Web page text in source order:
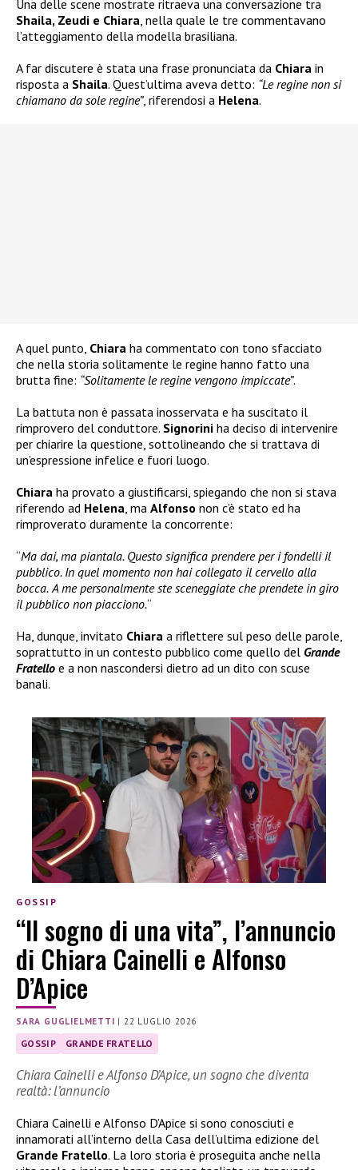
Una delle scene mostrate ritraeva una conversazione tra
Shaila, Zeudi e Chiara, nella quale le tre commentavano
l’atteggiamento della modella brasiliana.
A far discutere è stata una frase pronunciata da Chiara in
risposta a Shaila. Quest’ultima aveva detto: “Le regine non si
chiamano da sole regine”, riferendosi a Helena.
A quel punto, Chiara ha commentato con tono sfacciato
che nella storia solitamente le regine hanno fatto una
brutta fine: “Solitamente le regine vengono impiccate”.
La battuta non è passata inosservata e ha suscitato il
rimprovero del conduttore. Signorini ha deciso di intervenire
per chiarire la questione, sottolineando che si trattava di
un’espressione infelice e fuori luogo.
Chiara ha provato a giustificarsi, spiegando che non si stava
riferendo ad Helena, ma Alfonso non c’è stato ed ha
rimproverato duramente la concorrente:
“Ma dai, ma piantala. Questo significa prendere per i fondelli il
pubblico. In quel momento non hai collegato il cervello alla
bocca. A me personalmente ste sceneggiate che prendete in giro
il pubblico non piacciono.“
Ha, dunque, invitato Chiara a riflettere sul peso delle parole,
soprattutto in un contesto pubblico come quello del Grande
Fratello e a non nascondersi dietro ad un dito con scuse
banali.
GOSSIP
“Il sogno di una vita”, l’annuncio
di Chiara Cainelli e Alfonso
D’Apice
SARA GUGLIELMETTI | 22 LUGLIO 2026
GOSSIP GRANDE FRATELLO
Chiara Cainelli e Alfonso D’Apice, un sogno che diventa
realtà: l’annuncio
Chiara Cainelli e Alfonso D’Apice si sono conosciuti e
innamorati all’interno della Casa dell’ultima edizione del
Grande Fratello. La loro storia è proseguita anche nella